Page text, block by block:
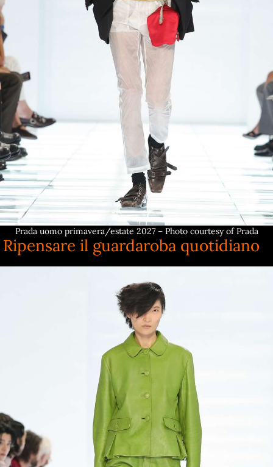
Prada uomo primavera/estate 2027 – Photo courtesy of Prada
Ripensare il guardaroba quotidiano